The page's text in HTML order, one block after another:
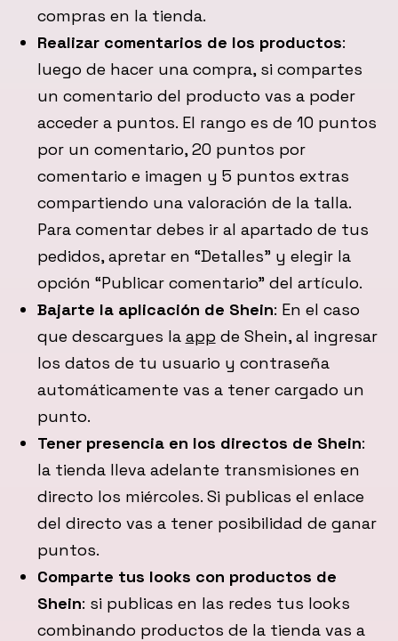
compras en la tienda.
Realizar comentarios de los productos:
luego de hacer una compra, si compartes
un comentario del producto vas a poder
acceder a puntos. El rango es de 10 puntos
por un comentario, 20 puntos por
comentario e imagen y 5 puntos extras
compartiendo una valoración de la talla.
Para comentar debes ir al apartado de tus
pedidos, apretar en “Detalles” y elegir la
opción “Publicar comentario” del artículo.
Bajarte la aplicación de Shein: En el caso
que descargues la app de Shein, al ingresar
los datos de tu usuario y contraseña
automáticamente vas a tener cargado un
punto.
Tener presencia en los directos de Shein:
la tienda lleva adelante transmisiones en
directo los miércoles. Si publicas el enlace
del directo vas a tener posibilidad de ganar
puntos.
Comparte tus looks con productos de
Shein: si publicas en las redes tus looks
combinando productos de la tienda vas a